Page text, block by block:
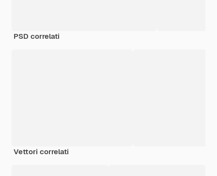
PSD correlati
Vettori correlati